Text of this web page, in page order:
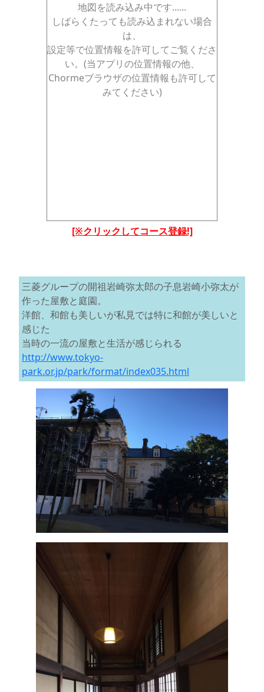
地図を読み込み中です......
しばらくたっても読み込まれない場合
は、
設定等で位置情報を許可してご覧くださ
い。(当アプリの位置情報の他、
Chormeブラウザの位置情報も許可して
みてください)
[※クリックしてコース登録!]
三菱グループの開祖岩崎弥太郎の子息岩崎小弥太が
作った屋敷と庭園。
洋館、和館も美しいが私見では特に和館が美しいと
感じた
当時の一流の屋敷と生活が感じられる
http://www.tokyo-
park.or.jp/park/format/index035.html